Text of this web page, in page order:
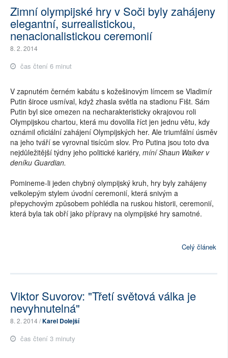
Zimní olympijské hry v Soči byly zahájeny
elegantní, surrealistickou,
nenacionalistickou ceremonií
8. 2. 2014
čas čtení 6 minut
V zapnutém černém kabátu s kožešinovým límcem se Vladimír
Putin široce usmíval, když zhasla světla na stadionu Fišt. Sám
Putin byl sice omezen na necharakteristicky okrajovou roli
Olympijskou chartou, která mu dovolila říct jen jednu větu, kdy
oznámil oficiální zahájení Olympijských her. Ale triumfální úsměv
na jeho tváří se vyrovnal tisícům slov. Pro Putina jsou toto dva
nejdůležitější týdny jeho politické kariéry, míní Shaun Walker v
deníku Guardian.
Pomineme-li jeden chybný olympijský kruh, hry byly zahájeny
velkolepým stylem úvodní ceremonií, která snivým a
přepychovým způsobem pohlédla na ruskou historii, ceremonií,
která byla tak obří jako přípravy na olympijské hry samotné.
Celý článek
Viktor Suvorov: "Třetí světová válka je
nevyhnutelná"
8. 2. 2014 /Karel Dolejší
čas čtení 3 minuty